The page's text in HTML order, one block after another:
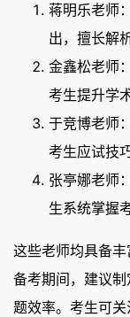
蒋明乐老师
出，擅长解
金鑫松老师
考生提升学
于竞博老师
考生应试技巧
张亭娜老师
生系统掌握
这些老师均具备丰
备考期间，建议
题效率。考生可关